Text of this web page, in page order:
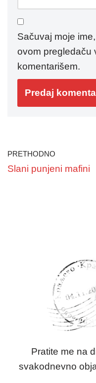
Sačuvaj moje
ovom pregledaču
komentarišem.
PRETHODNO
Slani punjeni mafini
Pratite me na
svakodnevno